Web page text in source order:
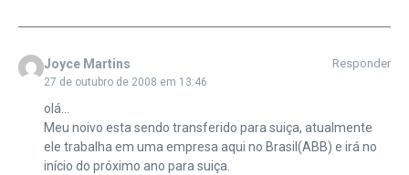
Joyce Martins
27 de outubro de 2008 em 13:46
Responder
olá…
Meu noivo esta sendo transferido para suiça, atualmente
ele trabalha em uma empresa aqui no Brasil(ABB) e irá no
início do próximo ano para suiça.